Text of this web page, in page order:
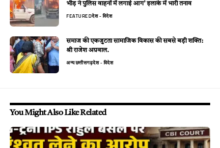
भीड़ ने पुलिस वाहनों में लगाई आग’ इलाके में भारी तनाव
FEATUREDदेश - विदेश
समाज की एकजुटता सामाजिक विकास की सबसे बड़ी शक्ति:
श्री राजेश अग्रवाल.
अन्यछत्तीसगढ़देश - विदेश
You Might Also Like Related